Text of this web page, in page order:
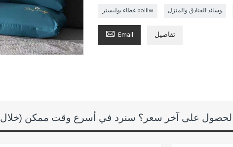
غطاء بوليستر poillw وسائد الفنادق والمنزل
 Email تفاصيل
على آخر سعر؟ سنرد في أسرع وقت ممكن (خلال 12 ساعة)